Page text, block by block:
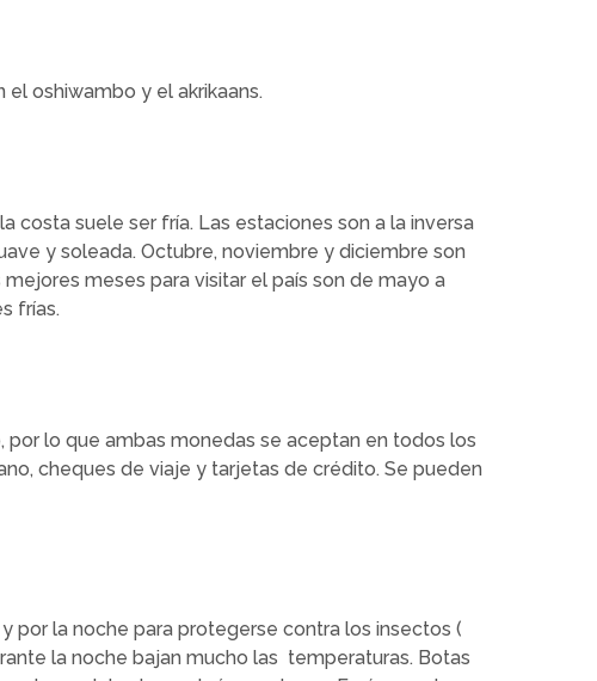
oshiwambo y el akrikaans.
costa suele ser fría. Las estaciones son a la inversa
y soleada. Octubre, noviembre y diciembre son
meses para visitar el país son de mayo a
frías.
por lo que ambas monedas se aceptan en todos los
cheques de viaje y tarjetas de crédito. Se pueden
por la noche para protegerse contra los insectos (
la noche bajan mucho las temperaturas. Botas